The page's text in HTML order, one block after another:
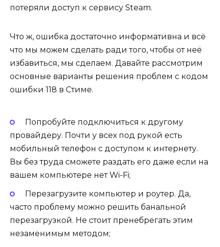
потеряли доступ к сервису Steam.
Что ж, ошибка достаточно информативна и всё
что мы можем сделать ради того, чтобы от неё
избавиться, мы сделаем. Давайте рассмотрим
основные варианты решения проблем с кодом
ошибки 118 в Стиме.
Попробуйте подключиться к другому
провайдеру. Почти у всех под рукой есть
мобильный телефон с доступом к интернету.
Вы без труда сможете раздать его даже если на
вашем компьютере нет Wi-Fi;
Перезагрузите компьютер и роутер. Да,
часто проблему можно решить банальной
перезагрузкой. Не стоит пренебрегать этим
незаменимым методом;